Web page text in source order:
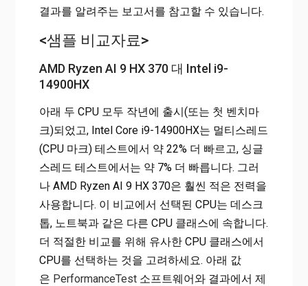
결과를 알려주는 보고서를 참고할 수 있습니다.
<샘플 비교자료>
AMD Ryzen AI 9 HX 370 대 Intel i9-
14900HX
아래 두 CPU 모두 작년에 출시(또는 첫 벤치마
크)되었고, Intel Core i9-14900HX는 멀티스레드
(CPU 마크) 테스트에서 약 22% 더 빠르고, 싱글
스레드 테스트에서는 약 7% 더 빠릅니다. 그러
나 AMD Ryzen AI 9 HX 370은 훨씬 적은 전력을
사용합니다. 이 비교에서 선택된 CPU는 데스크
톱, 노트북과 같은 다른 CPU 클래스에 속합니다.
더 적절한 비교를 위해 유사한 CPU 클래스에서
CPU를 선택하는 것을 고려하세요. 아래 값
은 PerformanceTest소프트웨어와 결과에서 제